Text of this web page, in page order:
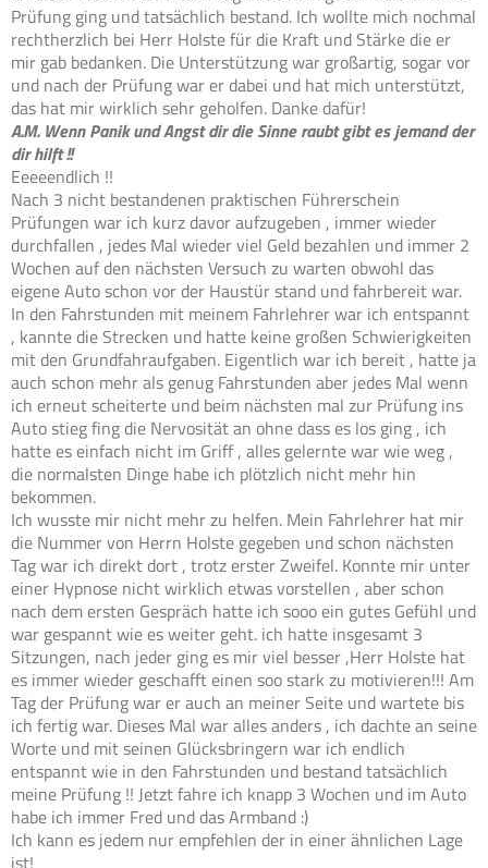
Prüfung ging und tatsächlich bestand. Ich wollte mich nochmal
rechtherzlich bei Herr Holste für die Kraft und Stärke die er
mir gab bedanken. Die Unterstützung war großartig, sogar vor
und nach der Prüfung war er dabei und hat mich unterstützt,
das hat mir wirklich sehr geholfen. Danke dafür!
A.M. Wenn Panik und Angst dir die Sinne raubt gibt es jemand der
dir hilft !!
Eeeeendlich !!
Nach 3 nicht bestandenen praktischen Führerschein
Prüfungen war ich kurz davor aufzugeben , immer wieder
durchfallen , jedes Mal wieder viel Geld bezahlen und immer 2
Wochen auf den nächsten Versuch zu warten obwohl das
eigene Auto schon vor der Haustür stand und fahrbereit war.
In den Fahrstunden mit meinem Fahrlehrer war ich entspannt
, kannte die Strecken und hatte keine großen Schwierigkeiten
mit den Grundfahraufgaben. Eigentlich war ich bereit , hatte ja
auch schon mehr als genug Fahrstunden aber jedes Mal wenn
ich erneut scheiterte und beim nächsten mal zur Prüfung ins
Auto stieg fing die Nervosität an ohne dass es los ging , ich
hatte es einfach nicht im Griff , alles gelernte war wie weg ,
die normalsten Dinge habe ich plötzlich nicht mehr hin
bekommen.
Ich wusste mir nicht mehr zu helfen. Mein Fahrlehrer hat mir
die Nummer von Herrn Holste gegeben und schon nächsten
Tag war ich direkt dort , trotz erster Zweifel. Konnte mir unter
einer Hypnose nicht wirklich etwas vorstellen , aber schon
nach dem ersten Gespräch hatte ich sooo ein gutes Gefühl und
war gespannt wie es weiter geht. ich hatte insgesamt 3
Sitzungen, nach jeder ging es mir viel besser ,Herr Holste hat
es immer wieder geschafft einen soo stark zu motivieren!!! Am
Tag der Prüfung war er auch an meiner Seite und wartete bis
ich fertig war. Dieses Mal war alles anders , ich dachte an seine
Worte und mit seinen Glücksbringern war ich endlich
entspannt wie in den Fahrstunden und bestand tatsächlich
meine Prüfung !! Jetzt fahre ich knapp 3 Wochen und im Auto
habe ich immer Fred und das Armband :)
Ich kann es jedem nur empfehlen der in einer ähnlichen Lage